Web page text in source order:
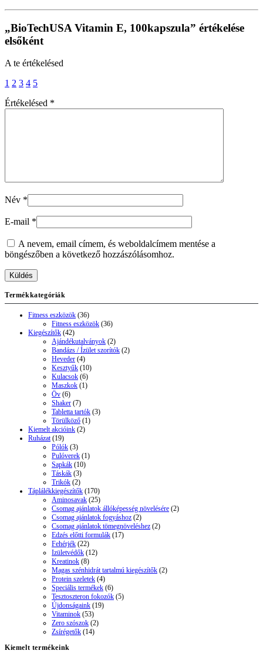
„BioTechUSA Vitamin E, 100kapszula” értékelése
elsőként
A te értékelésed
1 2 3 4 5
Értékelésed *
Név *
E-mail *
A nevem, email címem, és weboldalcímem mentése a
böngészőben a következő hozzászólásomhoz.
Termékkategóriák
Fitness eszközök (36)
Fitness eszközök (36)
Kiegészítők (42)
Ajándékutalványok (2)
Bandázs / Ízület szorítók (2)
Heveder (4)
Kesztyűk (10)
Kulacsok (6)
Maszkok (1)
Öv (6)
Shaker (7)
Tabletta tartók (3)
Törülköző (1)
Kiemelt akcióink (2)
Ruházat (19)
Pólók (3)
Pulóverek (1)
Sapkák (10)
Táskák (3)
Trikók (2)
Táplálékkiegészítők (170)
Aminosavak (25)
Csomag ajánlatok állóképesség növelésére (2)
Csomag ajánlatok fogyáshoz (2)
Csomag ajánlatok tömegnöveléshez (2)
Edzés előtti formulák (17)
Fehérjék (22)
Izületvédők (12)
Kreatinok (8)
Magas szénhidrát tartalmú kiegészítők (2)
Protein szeletek (4)
Speciális termékek (6)
Tesztoszteron fokozók (5)
Újdonságaink (19)
Vitaminok (53)
Zero szószok (2)
Zsírégetők (14)
Kiemelt termékeink